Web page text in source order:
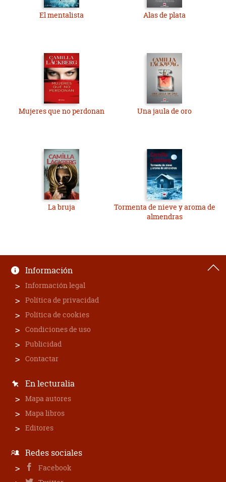
El mentalista Alas de plata
Mujeres que no perdonan Una jaula de oro
La bruja
Tormenta de nieve y aroma de
almendras
Información
Información legal
Política de privacidad
Política de cookies
Condiciones de uso
Publicidad
Contactar
En lecturalia
Mapa autores
Mapa libros
Editores
Redes sociales
Facebook